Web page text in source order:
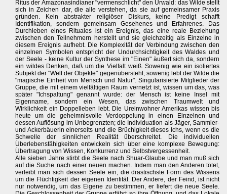
Ritus der Amazonasindianer "vermenschlicht" den Urwald: das Wilde stellt
sich in Zeichen dar, die alle verstehen, da sie auf gemeinsamer Praxis
gründen. Kein abstrakter religiöser Diskurs, keine Predigt schafft
Identifikation, sondern gemeinsam Gesehenes und Erfahrenes. Das
Durchleben eines Rituales ist ein Ereignis, das eine reale Beziehung
zwischen den Teilnehmern herstellt und sie gleichzeitig als Einzelne in
diesem Ereignis aufhebt. Die Komplexität der Verbindung zwischen den
einzelnen Symbolen entspricht der Undurchsichtigkeit des Waldes und
der Seele - keine Kultur der Synthese im "Einen" äußert sich da, sondern
ein wildes Denken, daß um die Vielfalt weiß. Sowenig wie ein isoliertes
Subjekt der "Welt der Objekte" gegenübersteht, sowenig lebt der Wilde die
"magische Einheit von Mensch und Natur". Singularisierte Mitglieder der
Gruppe, die mit einem vielfältigen Raum vernetzt ist, wissen um das, was
später "Ichspaltung" genannt wurde: der Mensch ist keine Insel mit
Eigenname, sondern ein Wesen, das zwischen Traumwelt und
Wirklichkeit ein Doppelleben lebt. Die Ureinwohner Amerikas wissen bis
heute um die geheimnisvolle Verdoppelung in einen Einzelnen und
dessen Auflösung im Unbegrenzten; die Individuation als Jäger, Sammler-
und Ackerbäuerin einerseits und die Brüchigkeit dieses Ichs, wenn es die
Schwelle der sinnlichen Realität überschreitet. Die individuellen
Überlebensfähigkeiten entwickeln sich über eine komplexe Bewegung:
Übertragung von Wissen, Konkurrenz und Selbstvergessenheit.
Alle sieben Jahre stirbt die Seele nach Shuar-Glaube und man muß sich
auf die Suche nach einer neuen machen. Indem man den Anderen tötet,
verleibt man sich dessen Seele ein, die drastischste Form des Wissens
um die Flüchtigkeit der eigenen Identität. Der Andere, der Feind, ist nicht
nur notwendig, um das Eigene zu bestimmen, er liefert die neue Seele.